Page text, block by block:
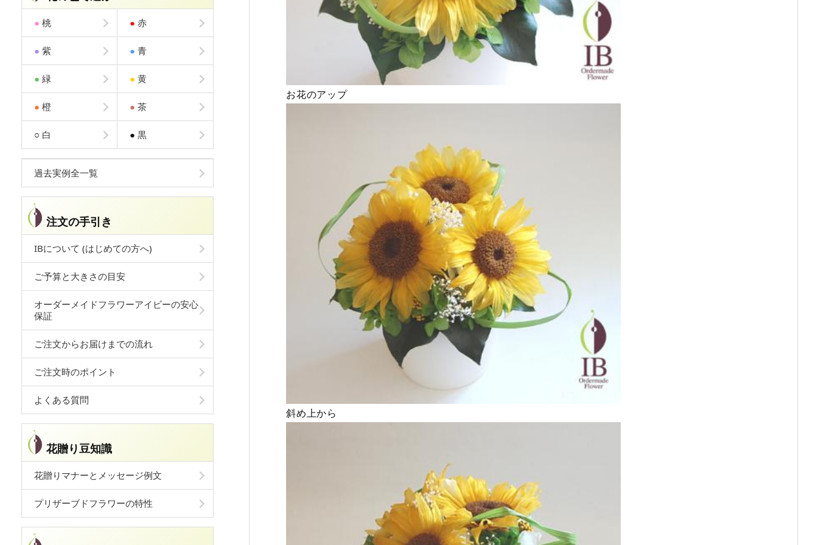
お花のアップ
斜め上から
● 桃 ● 赤
● 紫 ● 青
● 緑 ● 黄
● 橙 ● 茶
○ 白 ● 黒
過去実例全一覧
注文の手引き
IBについて (はじめての方へ)
ご予算と大きさの目安
オーダーメイドフラワーアイビーの安心
保証
ご注文からお届けまでの流れ
ご注文時のポイント
よくある質問
花贈り豆知識
花贈りマナーとメッセージ例文
プリザーブドフラワーの特性